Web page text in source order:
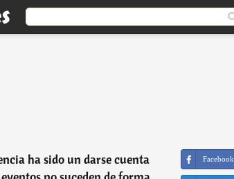
ha sido un darse cuenta
Facebook